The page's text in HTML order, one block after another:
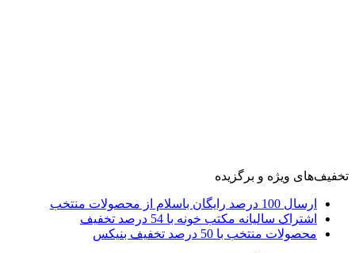
تخفیف‌های ویژه و برگزیده
ارسال 100 درصد رایگان باسلام از محصولات منتخب
اشتراک سالیانه مکتب خونه با 54 درصد تخفیف
محصولات منتخب با 50 درصد تخفیف بنیکس